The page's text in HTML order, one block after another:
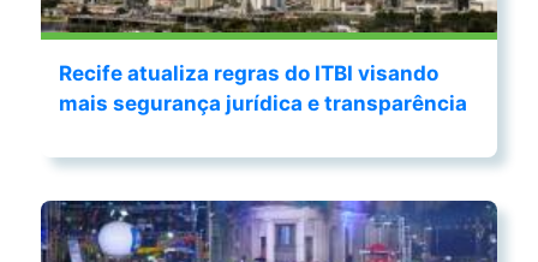
Recife atualiza regras do ITBI visando
mais segurança jurídica e transparência